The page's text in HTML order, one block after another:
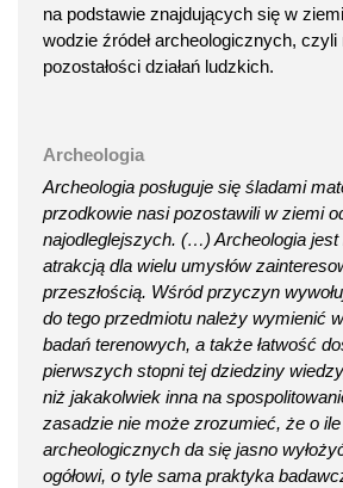
na podstawie znajdujących się w
wodzie źródeł archeologicznych,
pozostałości działań ludzkich.
Archeologia
Archeologia posługuje się śladami
przodkowie nasi pozostawili w ziemi
najodleglejszych. (…) Archeologia
atrakcją dla wielu umysłów
przeszłością. Wśród przyczyn
do tego przedmiotu należy wymienić
badań terenowych, a także łatwość
pierwszych stopni tej dziedziny
niż jakakolwiek inna na
zasadzie nie może zrozumieć, że o
archeologicznych da się jasno
ogółowi, o tyle sama praktyka